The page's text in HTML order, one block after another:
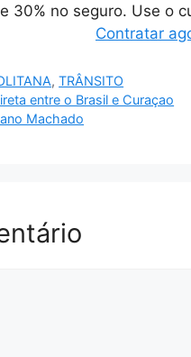
30% no seguro. Use o
Contratar
,TRÂNSITO
entre o Brasil e Curaçao
Machado